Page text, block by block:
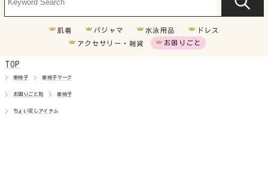
肌着 パジャマ 水泳用品
ドレス
アクセサリー・雑貨
お困りごと
TOP
車椅子 車椅子マーク
お困りごと別 車椅子
ちょい足しアイテム